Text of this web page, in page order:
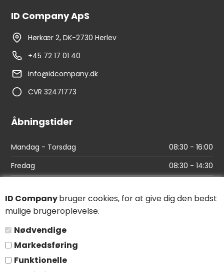
ID Companybruger cookies, for at give dig den bedst
mulige brugeroplevelse.
Nødvendige
Markedsføring
Funktionelle
ID Company ApS
Hørkær 2, DK-2730 Herlev
+45 72 17 01 40
info@idcompany.dk
CVR 32471773
Åbningstider
Mandag - Torsdag
08:30 - 16:00
Fredag
08:30 - 14:30
Find vej
Salgs- og leveringsbetingelser
Persondatapolitik